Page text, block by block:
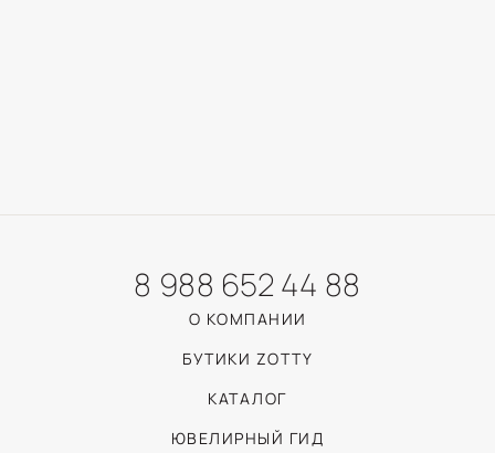
8 988 652 44 88
О КОМПАНИИ
БУТИКИ ZOTTY
КАТАЛОГ
ЮВЕЛИРНЫЙ ГИД